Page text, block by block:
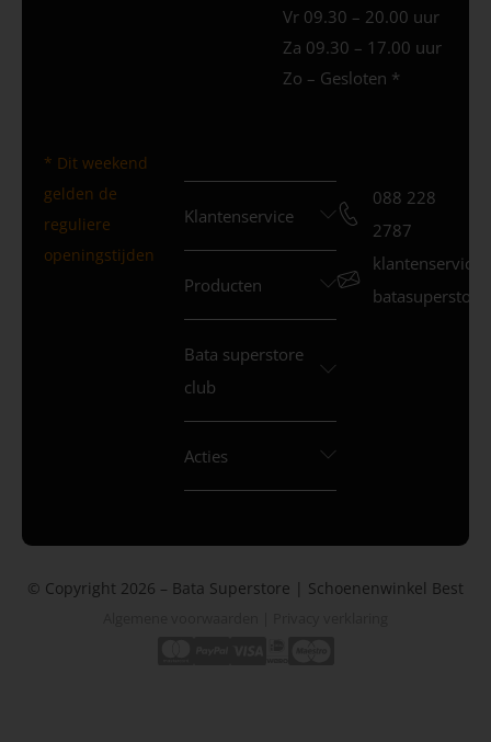
Vr 09.30 – 20.00 uur
Za 09.30 – 17.00 uur
Zo – Gesloten *
* Dit weekend
gelden de
reguliere
openingstijden
Klantenservice
Producten
Bata superstore
club
Acties
088 228
2787
© Copyright 2026 – Bata Superstore | Schoenenwinkel Best